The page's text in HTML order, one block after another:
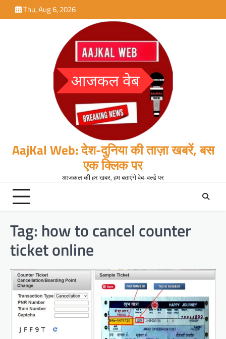
to
Thu, Aug 6, 2026
AajKal Web: देश-दुनिया की ताज़ा खबरें, बस
एक क्लिक पर
आजकल की हर खबर, हम बताएंगे वेब-वर्ल्ड पर
Tag: how to cancel counter
ticket online